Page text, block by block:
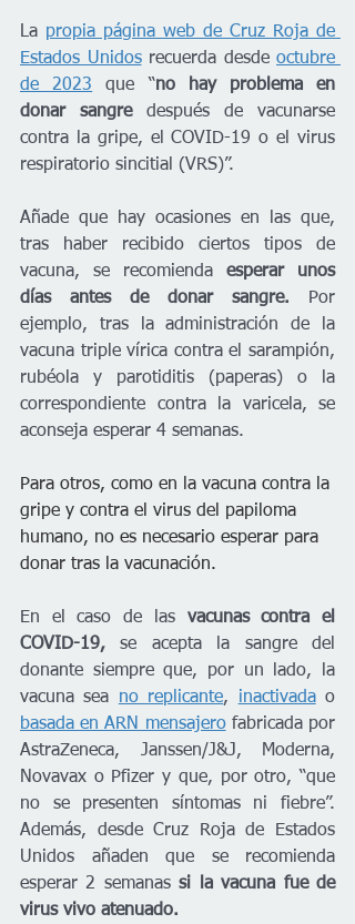
La propia página web de Cruz Roja de
Estados Unidos recuerda desde octubre
de 2023 que “no hay problema en
donar sangre después de vacunarse
contra la gripe, el COVID-19 o el virus
respiratorio sincitial (VRS)”.
Añade que hay ocasiones en las que,
tras haber recibido ciertos tipos de
vacuna, se recomienda esperar unos
días antes de donar sangre.
Por
ejemplo, tras la administración de la
vacuna triple vírica contra el sarampión,
rubéola y parotiditis (paperas) o la
correspondiente contra la varicela, se
aconseja esperar 4 semanas.
Para otros, como en la vacuna contra la
gripe y contra el virus del papiloma
humano, no es necesario esperar para
donar tras la vacunación.
En el caso de las vacunas contra el
COVID-19, se acepta la sangre del
donante siempre que, por un lado, la
vacuna sea no replicante, inactivada
basada en ARN mensajero fabricada por
AstraZeneca, Janssen/J&J, Moderna,
Novavax o Pfizer y que, por otro, “que
no se presenten síntomas ni fiebre”.
Además, desde Cruz Roja de Estados
Unidos añaden que se recomienda
esperar 2 semanas si la vacuna fue de
virus vivo atenuado.